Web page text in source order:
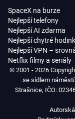
SpaceX na burze
Nejlepší telefony
Nejlepší AI zdarma
Nejlepší chytré
Nejlepší VPN –
Netflix filmy a seriály
© 2001 - 2026
se sídlem
Strašnice, IČO: